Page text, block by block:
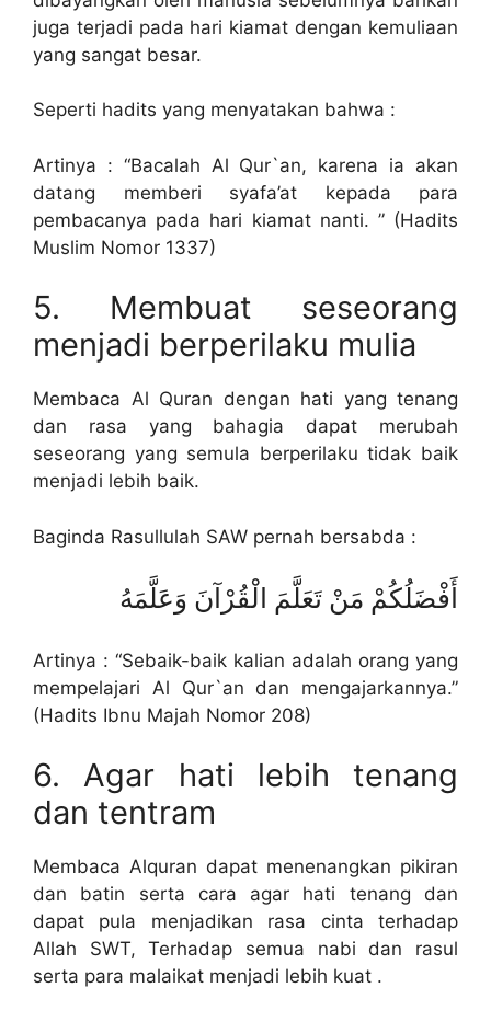
juga terjadi pada hari kiamat dengan kemuliaan
yang sangat besar.
Seperti hadits yang menyatakan bahwa :
Artinya : “Bacalah Al Qur`an, karena ia akan
datang memberi syafa’at kepada para
pembacanya pada hari kiamat nanti. ” (Hadits
Muslim Nomor 1337)
5. Membuat seseorang
menjadi berperilaku mulia
Membaca Al Quran dengan hati yang tenang
dan rasa yang bahagia dapat merubah
seseorang yang semula berperilaku tidak baik
menjadi lebih baik.
Baginda Rasullulah SAW pernah bersabda :
أَفْضَلُكُمْ مَنْ تَعَلَّمَ الْقُرْآنَ وَعَلَّمَهُ
Artinya : “Sebaik-baik kalian adalah orang yang
mempelajari Al Qur`an dan mengajarkannya.”
(Hadits Ibnu Majah Nomor 208)
6. Agar hati lebih tenang
dan tentram
Membaca Alquran dapat menenangkan pikiran
dan batin serta cara agar hati tenang dan
dapat pula menjadikan rasa cinta terhadap
Allah SWT, Terhadap semua nabi dan rasul
serta para malaikat menjadi lebih kuat .